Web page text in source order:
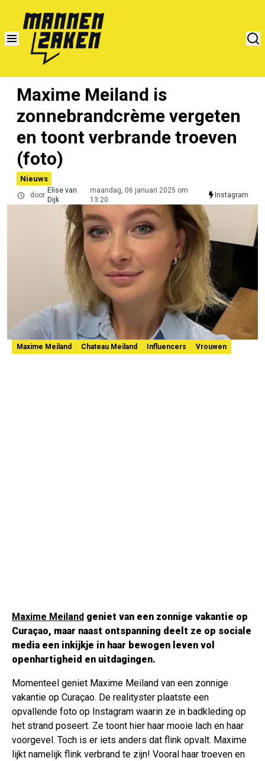
Maxime Meiland is
zonnebrandcrème vergeten
en toont verbrande troeven
(foto)
Nieuws
door
Elise van
Dijk
maandag, 06 januari 2025 om
13:20
Instagram
Maxime Meiland Chateau Meiland Influencers Vrouwen
Maxime Meiland geniet van een zonnige vakantie op
Curaçao, maar naast ontspanning deelt ze op sociale
media een inkijkje in haar bewogen leven vol
openhartigheid en uitdagingen.
Momenteel geniet Maxime Meiland van een zonnige
vakantie op Curaçao. De realityster plaatste een
opvallende foto op Instagram waarin ze in badkleding op
het strand poseert. Ze toont hier haar mooie lach en haar
voorgevel. Toch is er iets anders dat flink opvalt. Maxime
lijkt namelijk flink verbrand te zijn! Vooral haar troeven en